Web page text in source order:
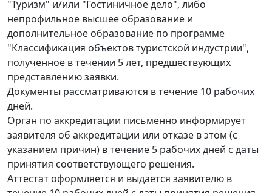
"Туризм" и/или "Гостиничное дело", либо
непрофильное высшее образование и
дополнительное образование по программе
"Классификация объектов туристской индустрии",
полученное в течении 5 лет, предшествующих
представлению заявки.
Документы рассматриваются в течение 10 рабочих
дней.
Орган по аккредитации письменно информирует
заявителя об аккредитации или отказе в этом (с
указанием причин) в течение 5 рабочих дней с даты
принятия соответствующего решения.
Аттестат оформляется и выдается заявителю в